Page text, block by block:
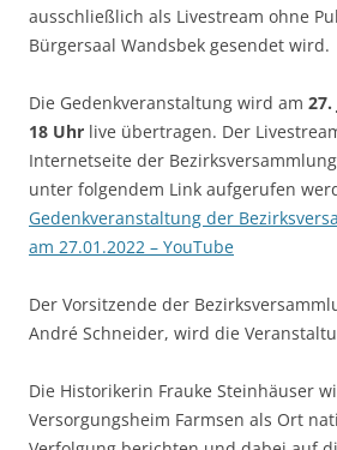
ausschließlich als Livestream ohne
Bürgersaal Wandsbek gesendet wird.
Die Gedenkveranstaltung wird am 27.
18 Uhr live übertragen. Der
Internetseite der
unter folgendem Link aufgerufen
Gedenkveranstaltung der
am 27.01.2022 – YouTube
Der Vorsitzende der
André Schneider, wird die
Die Historikerin Frauke Steinhäuser
Versorgungsheim Farmsen als Ort